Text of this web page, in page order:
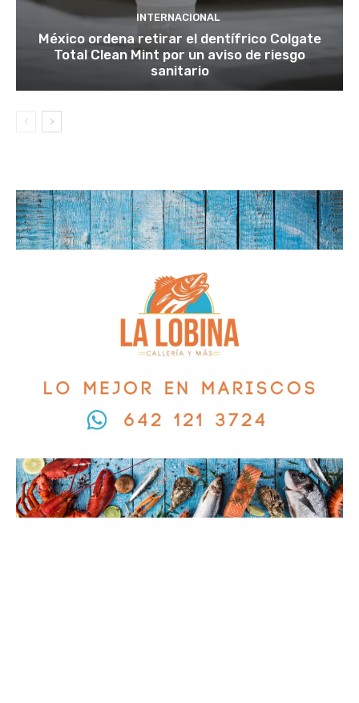
INTERNACIONAL
México ordena retirar el dentífrico Colgate
Total Clean Mint por un aviso de riesgo
sanitario